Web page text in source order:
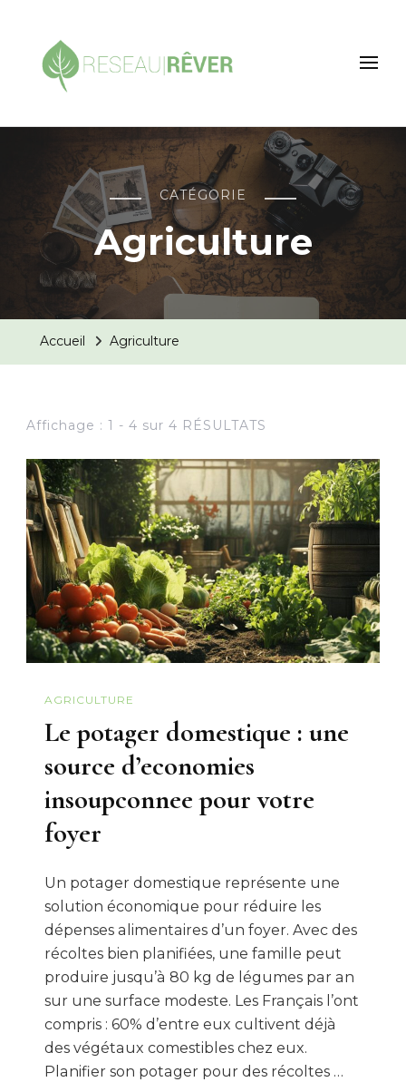
Reseau rever
L'écologie de demain !
CATÉGORIE
Agriculture
Accueil Agriculture
Affichage : 1 - 4 sur 4 RÉSULTATS
AGRICULTURE
Le potager domestique : une
source d’economies
insoupconnee pour votre
foyer
Un potager domestique représente une
solution économique pour réduire les
dépenses alimentaires d’un foyer. Avec des
récoltes bien planifiées, une famille peut
produire jusqu’à 80 kg de légumes par an
sur une surface modeste. Les Français l’ont
compris : 60% d’entre eux cultivent déjà
des végétaux comestibles chez eux.
Planifier son potager pour des récoltes …